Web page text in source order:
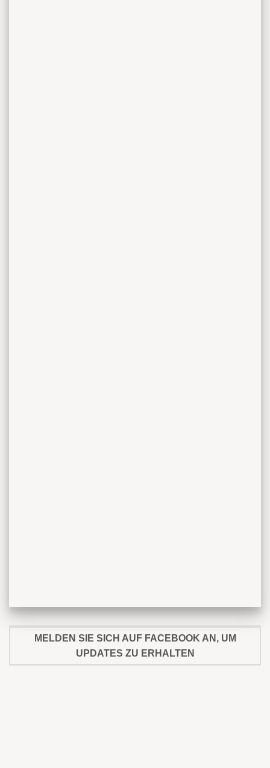
MELDEN SIE SICH AUF FACEBOOK AN, UM
UPDATES ZU ERHALTEN